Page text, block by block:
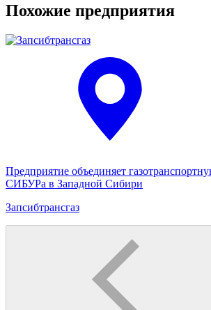
Похожие предприятия
Предприятие объединяет
СИБУРа в Западной Сибири
Запсиб­трансгаз